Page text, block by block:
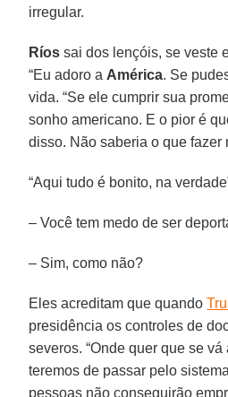
irregular.
Ríos sai dos lençóis, se veste
“Eu adoro a América. Se
vida. “Se ele cumprir sua
sonho americano. E o pior é
disso. Não saberia o que fazer
“Aqui tudo é bonito, na
– Você tem medo de ser
– Sim, como não?
Eles acreditam que quando
presidência os controles de
severos. “Onde quer que se
teremos de passar pelo
pessoas não conseguirão